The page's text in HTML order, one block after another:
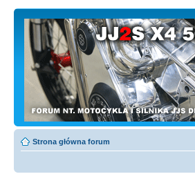
Strona główna forum